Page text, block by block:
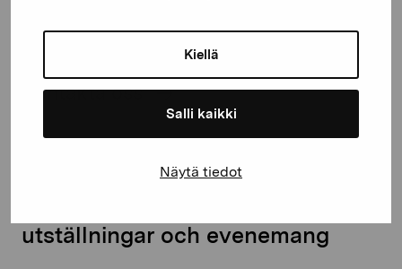
Kiellä
Salli kaikki
Näytä tiedot
Kontakta oss
utställningar och evenemang